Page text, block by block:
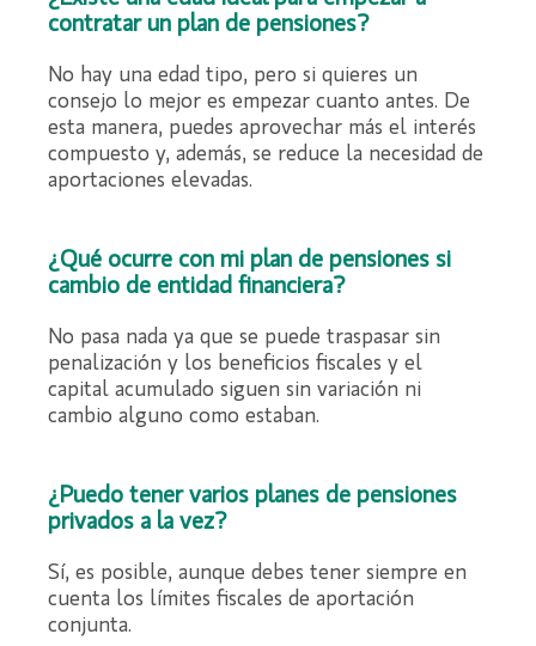
contratar un plan de pensiones?
No hay una edad tipo, pero si quieres un
consejo lo mejor es empezar cuanto antes. De
esta manera, puedes aprovechar más el interés
compuesto y, además, se reduce la necesidad de
aportaciones elevadas.
¿Qué ocurre con mi plan de pensiones si
cambio de entidad financiera?
No pasa nada ya que se puede traspasar sin
penalización y los beneficios fiscales y el
capital acumulado siguen sin variación ni
cambio alguno como estaban.
¿Puedo tener varios planes de pensiones
privados a la vez?
Sí, es posible, aunque debes tener siempre en
cuenta los límites fiscales de aportación
conjunta.